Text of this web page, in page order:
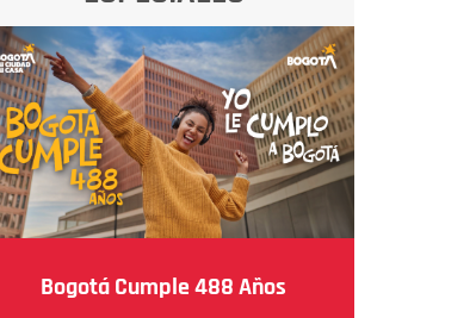
Bogotá Cumple 488 Años